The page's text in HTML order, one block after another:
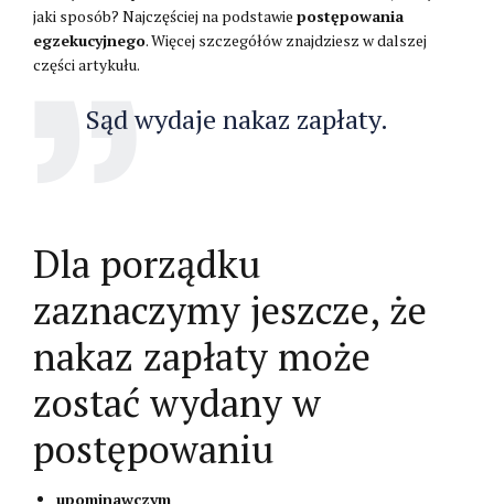
jaki sposób? Najczęściej na podstawie postępowania
egzekucyjnego. Więcej szczegółów znajdziesz w dalszej
części artykułu.
Sąd wydaje nakaz zapłaty.
Dla porządku
zaznaczymy jeszcze, że
nakaz zapłaty może
zostać wydany w
postępowaniu
upominawczym